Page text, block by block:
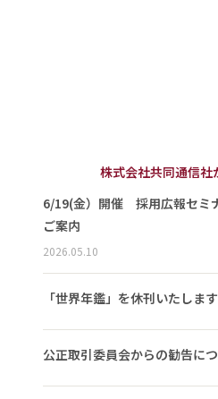
株式会社共同通信社
6/19(金）開催 採用広報セミ
ご案内
2026.05.10
「世界年鑑」を休刊いたします
公正取引委員会からの勧告に